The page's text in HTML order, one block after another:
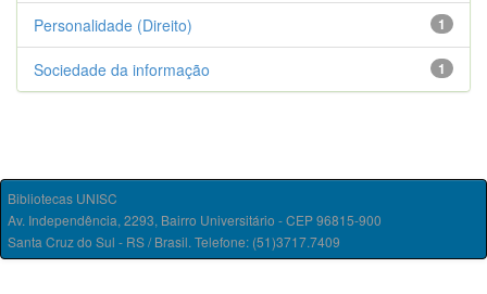
1
Personalidade (Direito)
1
Sociedade da informação
Bibliotecas UNISC
Av. Independência, 2293, Bairro Universitário - CEP 96815-900
Santa Cruz do Sul - RS / Brasil. Telefone: (51)3717.7409